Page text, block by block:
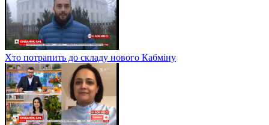
Хто потрапить до складу нового Кабміну